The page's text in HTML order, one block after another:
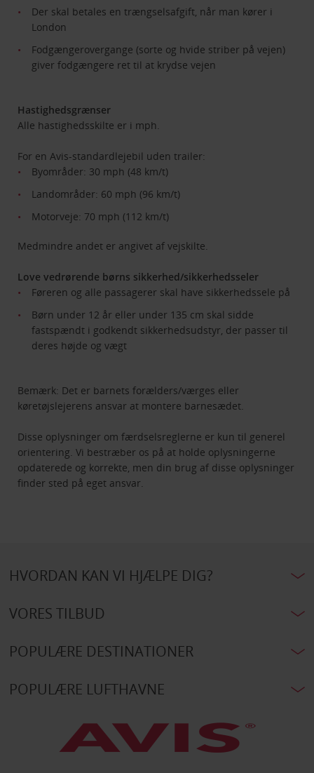
Der skal betales en trængselsafgift, når man kører i
London
Fodgængerovergange (sorte og hvide striber på vejen)
giver fodgængere ret til at krydse vejen
Hastighedsgrænser
Alle hastighedsskilte er i mph.
For en Avis-standardlejebil uden trailer:
Byområder: 30 mph (48 km/t)
Landområder: 60 mph (96 km/t)
Motorveje: 70 mph (112 km/t)
Medmindre andet er angivet af vejskilte.
Love vedrørende børns sikkerhed/sikkerhedsseler
Føreren og alle passagerer skal have sikkerhedssele på
Børn under 12 år eller under 135 cm skal sidde
fastspændt i godkendt sikkerhedsudstyr, der passer til
deres højde og vægt
Bemærk: Det er barnets forælders/værges eller
køretøjslejerens ansvar at montere barnesædet.
Disse oplysninger om færdselsreglerne er kun til generel
orientering. Vi bestræber os på at holde oplysningerne
opdaterede og korrekte, men din brug af disse oplysninger
finder sted på eget ansvar.
HVORDAN KAN VI HJÆLPE DIG?
VORES TILBUD
POPULÆRE DESTINATIONER
POPULÆRE LUFTHAVNE